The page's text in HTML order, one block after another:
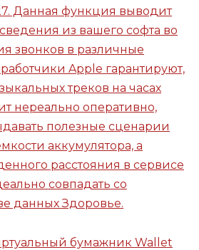
Данная функция выводит
из вашего софта во
звонков в различные
Apple гарантируют,
треков на часах
нереально оперативно,
полезные сценарии
аккумулятора, а
расстояния в сервисе
совпадать со
данных Здоровье.
бумажник Wallet